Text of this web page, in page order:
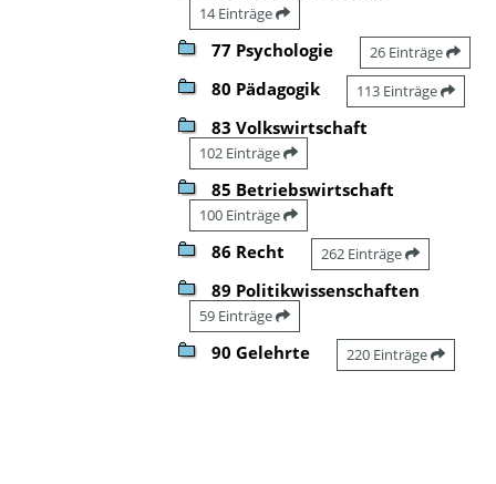
14 Einträge
77 Psychologie 26 Einträge
80 Pädagogik 113 Einträge
83 Volkswirtschaft
102 Einträge
85 Betriebswirtschaft
100 Einträge
86 Recht 262 Einträge
89 Politikwissenschaften
59 Einträge
90 Gelehrte 220 Einträge